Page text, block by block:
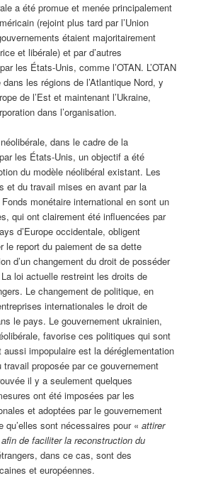
a été promue et menée principalement
(rejoint plus tard par l’Union
étaient majoritairement
et libérale) et par d’autres
les États-Unis, comme l’OTAN. L’OTAN
les régions de l’Atlantique Nord, y
de l’Est et maintenant l’Ukraine,
dans l’organisation.
dans le cadre de la
les États-Unis, un objectif a été
du modèle néolibéral existant. Les
et du travail mises en avant par la
monétaire international en sont un
qui ont clairement été influencées par
d’Europe occidentale, obligent
le report du paiement de sa dette
d’un changement du droit de posséder
loi actuelle restreint les droits de
Le changement de politique, en
internationales le droit de
le pays. Le gouvernement ukrainien,
favorise ces politiques qui sont
impopulaire est la déréglementation
proposée par ce gouvernement
il y a seulement quelques
ont été imposées par les
et adoptées par le gouvernement
qu’elles sont nécessaires pour «attirer
de faciliter la reconstruction du
dans ce cas, sont des
et européennes.